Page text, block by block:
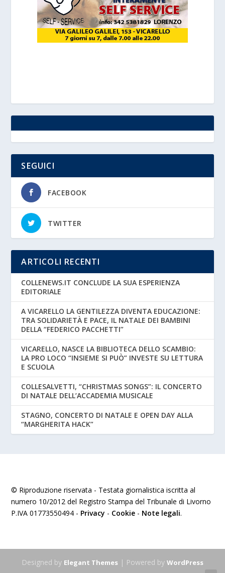
SEGUICI
FACEBOOK
TWITTER
ARTICOLI RECENTI
COLLENEWS.IT CONCLUDE LA SUA ESPERIENZA
EDITORIALE
A VICARELLO LA GENTILEZZA DIVENTA EDUCAZIONE:
TRA SOLIDARIETÀ E PACE, IL NATALE DEI BAMBINI
DELLA “FEDERICO PACCHETTI”
VICARELLO, NASCE LA BIBLIOTECA DELLO SCAMBIO:
LA PRO LOCO “INSIEME SI PUÒ” INVESTE SU LETTURA
E SCUOLA
COLLESALVETTI, “CHRISTMAS SONGS”: IL CONCERTO
DI NATALE DELL’ACCADEMIA MUSICALE
STAGNO, CONCERTO DI NATALE E OPEN DAY ALLA
“MARGHERITA HACK”
© Riproduzione riservata - Testata giornalistica iscritta al
numero 10/2012 del Registro Stampa del Tribunale di Livorno
P.IVA 01773550494 - Privacy - Cookie - Note legali.
Designed by Elegant Themes | Powered by WordPress